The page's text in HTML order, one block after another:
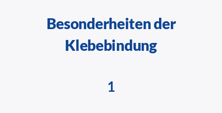
Besonderheiten der
Klebebindung
1